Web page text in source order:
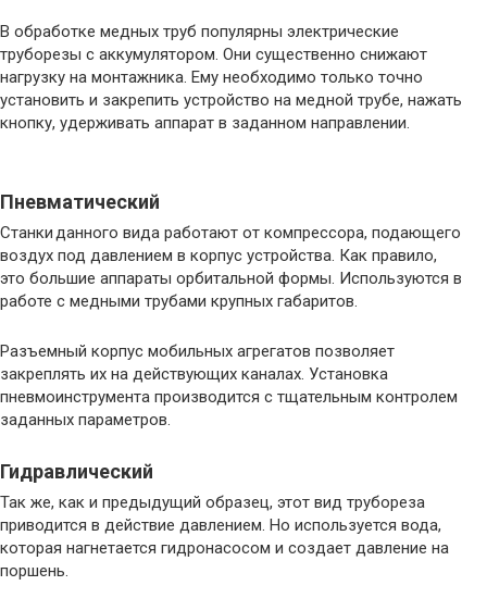
В обработке медных труб популярны электрические
труборезы с аккумулятором. Они существенно снижают
нагрузку на монтажника. Ему необходимо только точно
установить и закрепить устройство на медной трубе, нажать
кнопку, удерживать аппарат в заданном направлении.
Пневматический
Станки данного вида работают от компрессора, подающего
воздух под давлением в корпус устройства. Как правило,
это большие аппараты орбитальной формы. Используются в
работе с медными трубами крупных габаритов.
Разъемный корпус мобильных агрегатов позволяет
закреплять их на действующих каналах. Установка
пневмоинструмента производится с тщательным контролем
заданных параметров.
Гидравлический
Так же, как и предыдущий образец, этот вид трубореза
приводится в действие давлением. Но используется вода,
которая нагнетается гидронасосом и создает давление на
поршень.